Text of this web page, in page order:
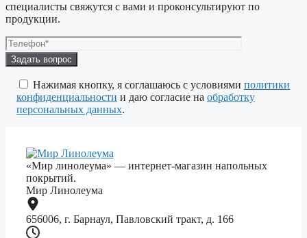
специалисты свяжутся с вами и проконсультируют по
продукции.
Оставьте
это
поле
пустым.
Нажимая кнопку, я соглашаюсь с условиями политики
конфиденциальности и даю согласие на обработку
персональных данных.
«Мир линолеума» — интернет-магазин напольных
покрытий.
Мир Линолеума
656006, г. Барнаул, Павловский тракт, д. 166